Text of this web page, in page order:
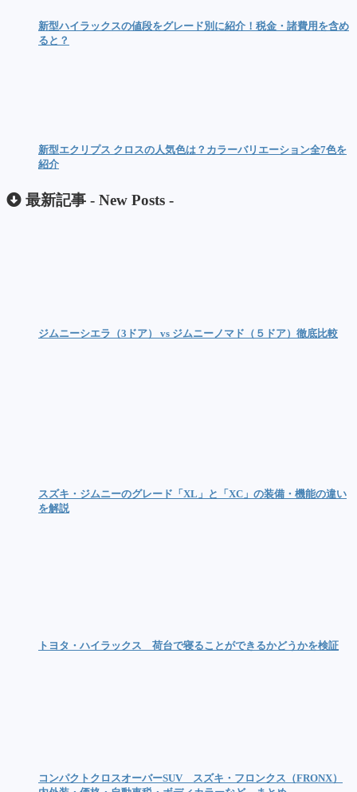
新型ハイラックスの値段をグレード別に紹介！税金・諸費用を含め
ると？
新型エクリプス クロスの人気色は？カラーバリエーション全7色を
紹介
最新記事 - New Posts -
ジムニーシエラ（3ドア） vs ジムニーノマド（５ドア）徹底比較
スズキ・ジムニーのグレード「XL」と「XC」の装備・機能の違い
を解説
トヨタ・ハイラックス 荷台で寝ることができるかどうかを検証
コンパクトクロスオーバーSUV スズキ・フロンクス（FRONX）